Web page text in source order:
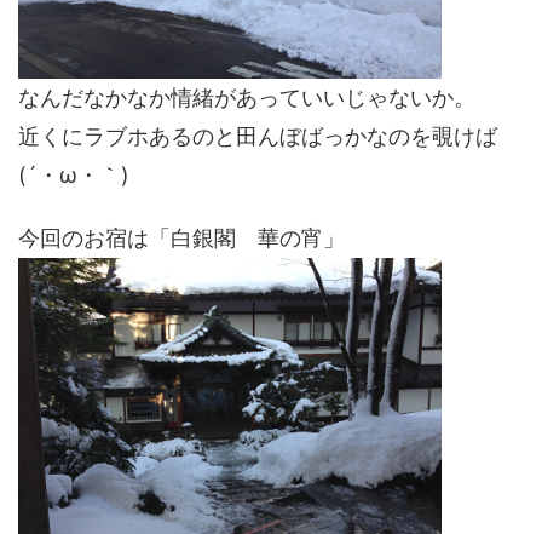
なんだなかなか情緒があっていいじゃないか。
近くにラブホあるのと田んぼばっかなのを覗けば
(´・ω・｀)
今回のお宿は「白銀閣 華の宵」